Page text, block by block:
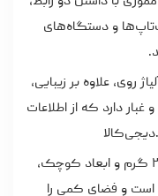
و دستگاه‌های
روی، علاوه بر زیبایی،
دارد که از اطلاعات
با وزن ۲.۸ گرم و ابعاد کوچک،
است و فضای کمی را